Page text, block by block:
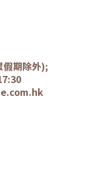
假期除外);